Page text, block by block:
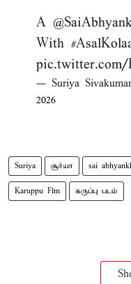
A
With
— Suriya
2026
Suriya சூர்யா sai
Karuppu Flm கருப்பு படம்